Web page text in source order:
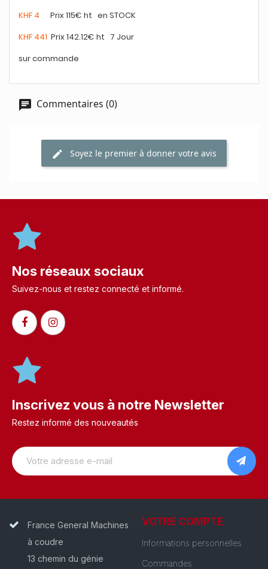
KHF 4 Prix 115€ ht en STOCK
KHF 441 Prix 142.12€ ht 7 Jour
sur commande
Commentaires (0)
Soyez le premier à donner votre avis
Nos réseaux sociaux
Suivez-nous et restez connecté et informé.​
Inscrivez vous à notre Newsletter
Restez informé des nouveautés
France General Machines
à coudre
13 chemin du génie
VOTRE COMPTE
Informations personnelles
Commandes